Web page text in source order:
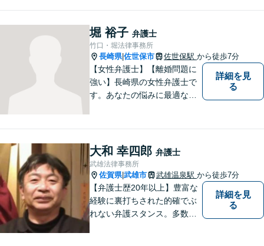
堀 裕子 弁護士
竹口・堀法律事務所
長崎県|佐世保市 佐世保駅 から徒歩7分
【女性弁護士】【離婚問題に
強い】長崎県の女性弁護士で
す。あなたの悩みに最適なリ
詳細を見
る
大和 幸四郎 弁護士
武雄法律事務所
佐賀県|武雄市 武雄温泉駅 から徒歩7分
【弁護士歴20年以上】豊富な
経験に裏打ちされた的確でぶ
れない弁護スタンス。多数の
詳細を見
る